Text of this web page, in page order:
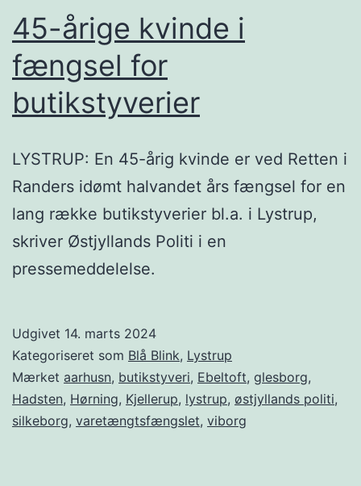
45-årige kvinde i
fængsel for
butikstyverier
LYSTRUP: En 45-årig kvinde er ved Retten i
Randers idømt halvandet års fængsel for en
lang række butikstyverier bl.a. i Lystrup,
skriver Østjyllands Politi i en
pressemeddelelse.
Udgivet 14. marts 2024
Kategoriseret som Blå Blink, Lystrup
Mærket aarhusn, butikstyveri, Ebeltoft, glesborg,
Hadsten, Hørning, Kjellerup, lystrup, østjyllands politi,
silkeborg, varetængtsfængslet, viborg